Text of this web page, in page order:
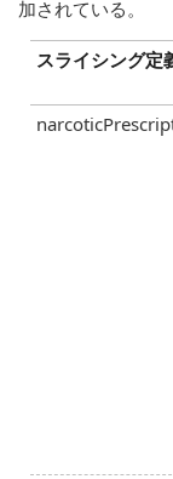
加されている。
スライシング定